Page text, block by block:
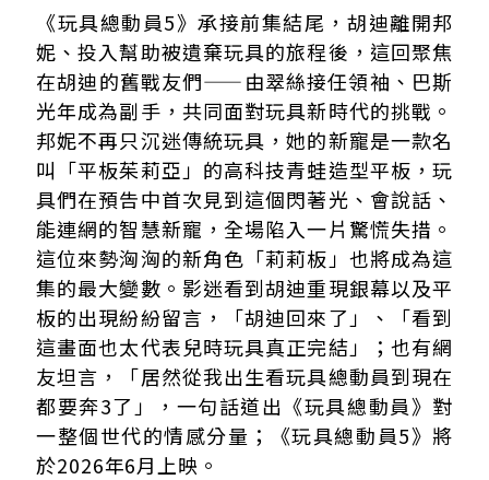
《玩具總動員5》承接前集結尾，胡迪離開邦
妮、投入幫助被遺棄玩具的旅程後，這回聚焦
在胡迪的舊戰友們——由翠絲接任領袖、巴斯
光年成為副手，共同面對玩具新時代的挑戰。
邦妮不再只沉迷傳統玩具，她的新寵是一款名
叫「平板茱莉亞」的高科技青蛙造型平板，玩
具們在預告中首次見到這個閃著光、會說話、
能連網的智慧新寵，全場陷入一片驚慌失措。
這位來勢洶洶的新角色「莉莉板」也將成為這
集的最大變數。影迷看到胡迪重現銀幕以及平
板的出現紛紛留言，「胡迪回來了」、「看到
這畫面也太代表兒時玩具真正完結」；也有網
友坦言，「居然從我出生看玩具總動員到現在
都要奔3了」，一句話道出《玩具總動員》對
一整個世代的情感分量；《玩具總動員5》將
於2026年6月上映。